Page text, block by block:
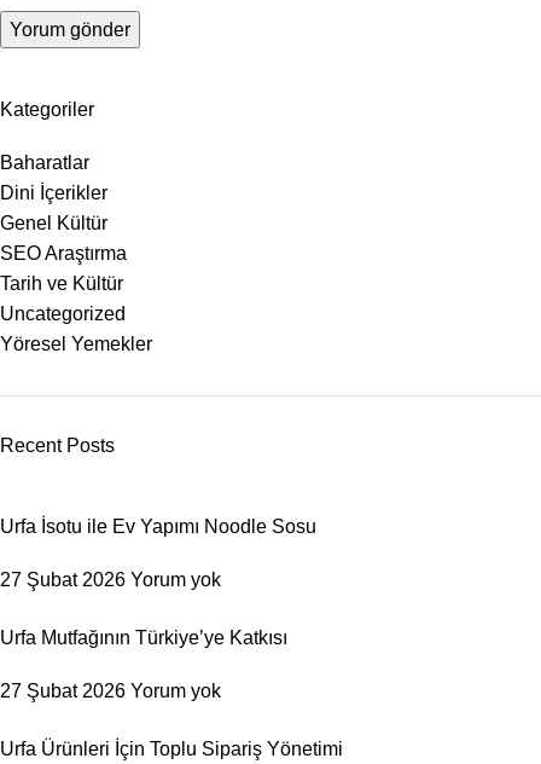
Kategoriler
Baharatlar
Dini İçerikler
Genel Kültür
SEO Araştırma
Tarih ve Kültür
Uncategorized
Yöresel Yemekler
Recent Posts
Urfa İsotu ile Ev Yapımı Noodle Sosu
27 Şubat 2026 Yorum yok
Urfa Mutfağının Türkiye’ye Katkısı
27 Şubat 2026 Yorum yok
Urfa Ürünleri İçin Toplu Sipariş Yönetimi